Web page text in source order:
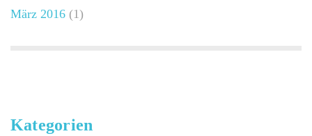
März 2016 (1)
Kategorien